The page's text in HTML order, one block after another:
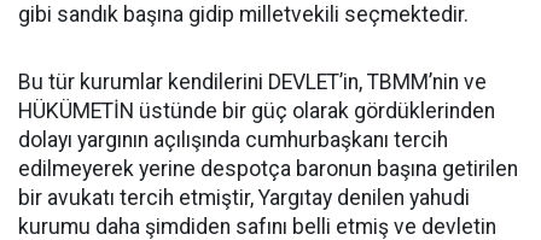
gibi sandık başına gidip milletvekili seçmektedir.
Bu tür kurumlar kendilerini DEVLET’in, TBMM’nin ve
HÜKÜMETİN üstünde bir güç olarak gördüklerinden
dolayı yargının açılışında cumhurbaşkanı tercih
edilmeyerek yerine despotça baronun başına getirilen
bir avukatı tercih etmiştir, Yargıtay denilen yahudi
kurumu daha şimdiden safını belli etmiş ve devletin